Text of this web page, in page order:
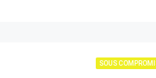
SOUS